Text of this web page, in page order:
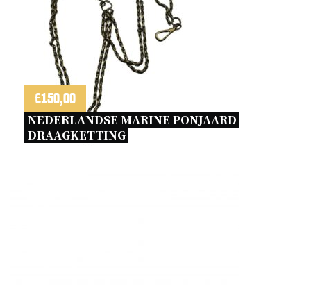
€150,00
NEDERLANDSE MARINE PONJAARD
DRAAGKETTING